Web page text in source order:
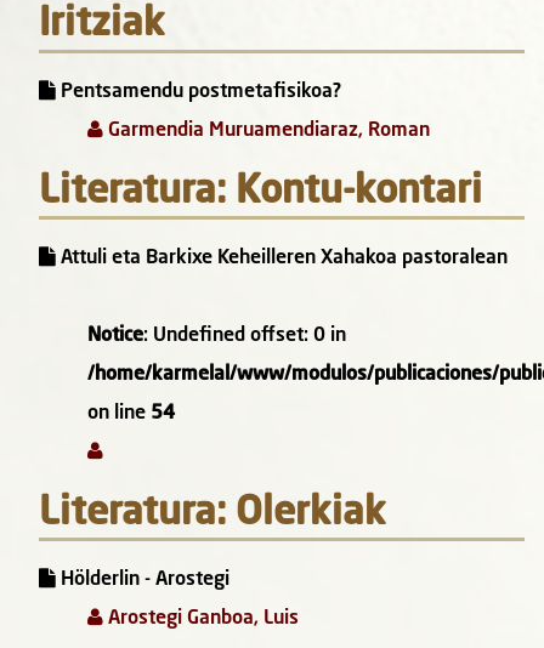
Iritziak
Pentsamendu postmetafisikoa?
Garmendia Muruamendiaraz, Roman
Literatura: Kontu-kontari
Attuli eta Barkixe Keheilleren Xahakoa pastoralean
Notice: Undefined offset: 0 in
/home/karmelal/www/modulos/publicaciones/
on line 54
Literatura: Olerkiak
Hölderlin - Arostegi
Arostegi Ganboa, Luis